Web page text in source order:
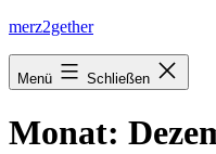
Zum
springen
merz2gether
Menü Schließen
Monat: